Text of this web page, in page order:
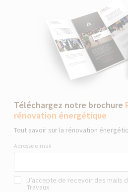
Téléchargez notre brochure
rénovation énergétique
Tout savoir sur la rénovation
Adresse e-mail
J’accepte de recevoir des mails
Travaux